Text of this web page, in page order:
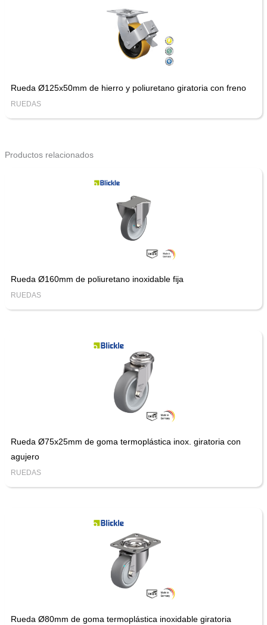
Rueda Ø125x50mm de hierro y poliuretano giratoria con freno
RUEDAS
Productos relacionados
Rueda Ø160mm de poliuretano inoxidable fija
RUEDAS
Rueda Ø75x25mm de goma termoplástica inox. giratoria con
agujero
RUEDAS
Rueda Ø80mm de goma termoplástica inoxidable giratoria